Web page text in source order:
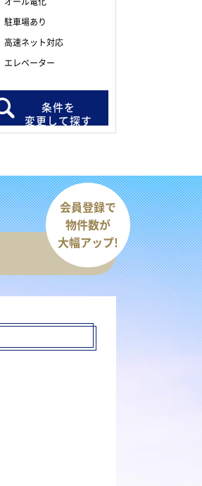
駐車場あり
高速ネット対応
エレベーター
条件を
変更して探す
会員登録で
物件数が
大幅アップ!